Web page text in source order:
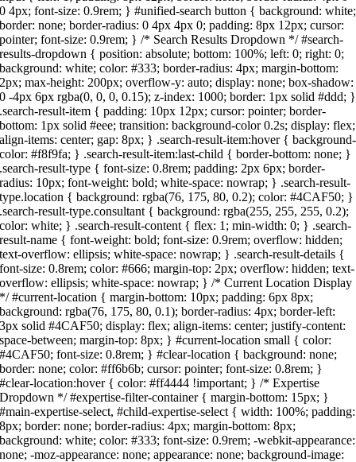
0 4px; font-size: 0.9rem; } #unified-search button { background: white;
border: none; border-radius: 0 4px 4px 0; padding: 8px 12px; cursor:
pointer; font-size: 0.9rem; } /* Search Results Dropdown */ #search-
results-dropdown { position: absolute; bottom: 100%; left: 0; right: 0;
background: white; color: #333; border-radius: 4px; margin-bottom:
2px; max-height: 200px; overflow-y: auto; display: none; box-shadow:
0 -4px 6px rgba(0, 0, 0, 0.15); z-index: 1000; border: 1px solid #ddd; }
.search-result-item { padding: 10px 12px; cursor: pointer; border-
bottom: 1px solid #eee; transition: background-color 0.2s; display: flex;
align-items: center; gap: 8px; } .search-result-item:hover { background-
color: #f8f9fa; } .search-result-item:last-child { border-bottom: none; }
.search-result-type { font-size: 0.8rem; padding: 2px 6px; border-
radius: 10px; font-weight: bold; white-space: nowrap; } .search-result-
type.location { background: rgba(76, 175, 80, 0.2); color: #4CAF50; }
.search-result-type.consultant { background: rgba(255, 255, 255, 0.2);
color: white; } .search-result-content { flex: 1; min-width: 0; } .search-
result-name { font-weight: bold; font-size: 0.9rem; overflow: hidden;
text-overflow: ellipsis; white-space: nowrap; } .search-result-details {
font-size: 0.8rem; color: #666; margin-top: 2px; overflow: hidden; text-
overflow: ellipsis; white-space: nowrap; } /* Current Location Display
*/ #current-location { margin-bottom: 10px; padding: 6px 8px;
background: rgba(76, 175, 80, 0.1); border-radius: 4px; border-left:
3px solid #4CAF50; display: flex; align-items: center; justify-content:
space-between; margin-top: 8px; } #current-location small { color:
#4CAF50; font-size: 0.8rem; } #clear-location { background: none;
border: none; color: #ff6b6b; cursor: pointer; font-size: 0.8rem; }
#clear-location:hover { color: #ff4444 !important; } /* Expertise
Dropdown */ #expertise-filter-container { margin-bottom: 15px; }
#main-expertise-select, #child-expertise-select { width: 100%; padding:
8px; border: none; border-radius: 4px; margin-bottom: 8px;
background: white; color: #333; font-size: 0.9rem; -webkit-appearance:
none; -moz-appearance: none; appearance: none; background-image: